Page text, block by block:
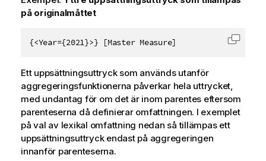
på originalmåttet
{<Year={2021}>} [Master Measure]
Ett uppsättningsuttryck som används utanför
aggregeringsfunktionerna påverkar hela uttrycket,
med undantag för om det är inom parentes eftersom
parenteserna då definierar omfattningen. I exemplet
på val av lexikal omfattning nedan så tillämpas ett
uppsättningsuttryck endast på aggregeringen
innanför parenteserna.